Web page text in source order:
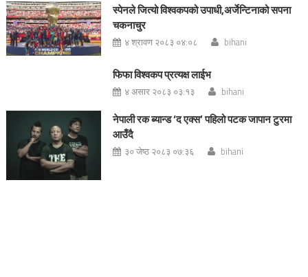
स्पेनले जित्यो विश्वकपको उपाधी,अर्जेन्टिनाको सपना
चकनाचुर
४ श्रावण २०८३ ०४:०८ bihani
फिफा विश्वकप प्रत्यक्ष लाईभ
४ असार २०८३ ०३:१३ bihani
नेपाली रक ब्यान्ड ‘द एक्स’ पहिलो पटक जापान टुरमा
आउँदै
३० जेष्ठ २०८३ ०७:३६ bihani